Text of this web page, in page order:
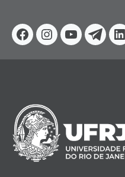
Facebook
Instagram
Youtube